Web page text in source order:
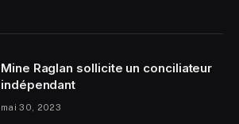
Mine Raglan sollicite un conciliateur
indépendant
mai 30, 2023